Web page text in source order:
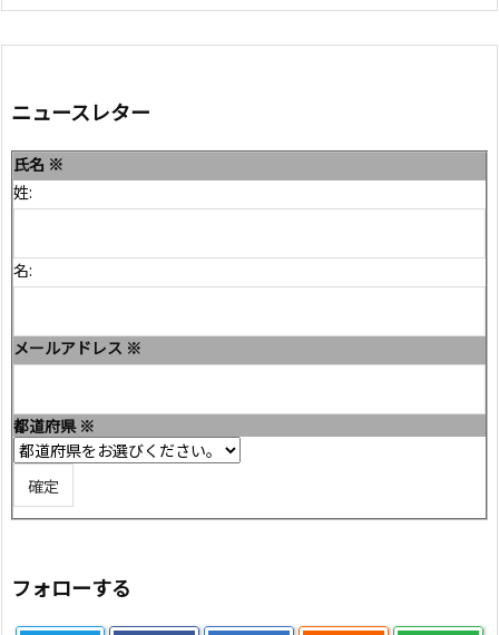
ニュースレター
氏名 ※
姓:
名:
メールアドレス ※
都道府県 ※
フォローする